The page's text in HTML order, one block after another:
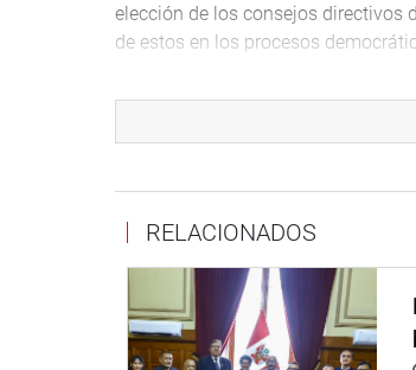
elección de los consejos directivos
de estos en los procesos
6894, de los legisladores Alfredo
Lima, 16 de julio de 2021
PRENSA CONGRESO
RELACIONADOS